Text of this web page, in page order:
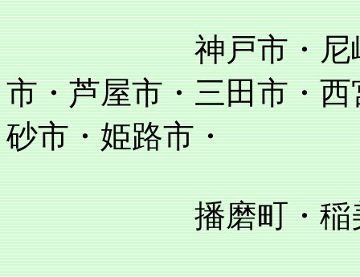
神戸市・尼崎市・
市・芦屋市・三田市・
砂市・姫路市・
播磨町・稲美町